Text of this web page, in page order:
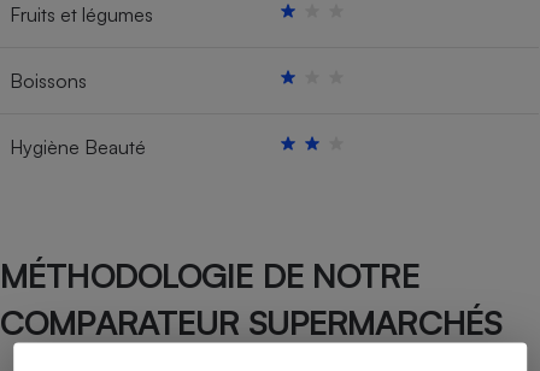
Fruits et légumes
Boissons
Hygiène Beauté
MÉTHODOLOGIE DE NOTRE
COMPARATEUR SUPERMARCHÉS